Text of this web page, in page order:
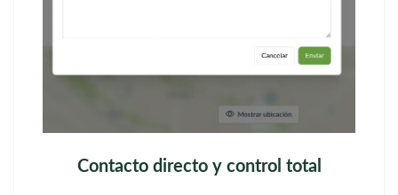
Contacto directo y control total